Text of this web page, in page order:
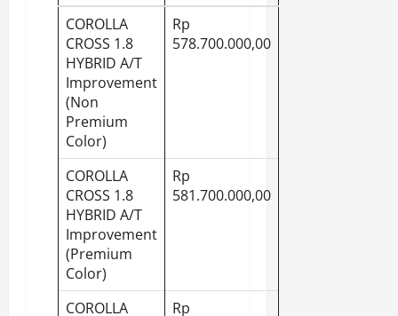
COROLLA
CROSS 1.8
HYBRID A/T
Improvement
(Non
Premium
Color)
Rp
578.700.000,00
COROLLA
CROSS 1.8
HYBRID A/T
Improvement
(Premium
Color)
Rp
581.700.000,00
COROLLA Rp